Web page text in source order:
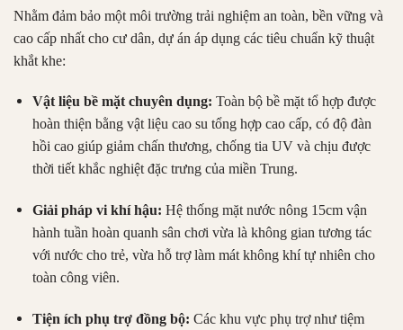
Nhằm đảm bảo một môi trường trải nghiệm an toàn, bền vững và
cao cấp nhất cho cư dân, dự án áp dụng các tiêu chuẩn kỹ thuật
khắt khe:
Vật liệu bề mặt chuyên dụng: Toàn bộ bề mặt tổ hợp được
hoàn thiện bằng vật liệu cao su tổng hợp cao cấp, có độ đàn
hồi cao giúp giảm chấn thương, chống tia UV và chịu được
thời tiết khắc nghiệt đặc trưng của miền Trung.
Giải pháp vi khí hậu: Hệ thống mặt nước nông 15cm vận
hành tuần hoàn quanh sân chơi vừa là không gian tương tác
với nước cho trẻ, vừa hỗ trợ làm mát không khí tự nhiên cho
toàn công viên.
Tiện ích phụ trợ đồng bộ: Các khu vực phụ trợ như tiệm